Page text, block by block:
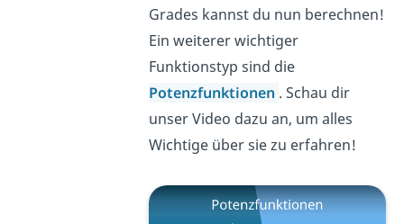
Grades kannst du nun berechnen!
Ein weiterer wichtiger
Funktionstyp sind die
Potenzfunktionen . Schau dir
unser Video dazu an, um alles
Wichtige über sie zu erfahren!